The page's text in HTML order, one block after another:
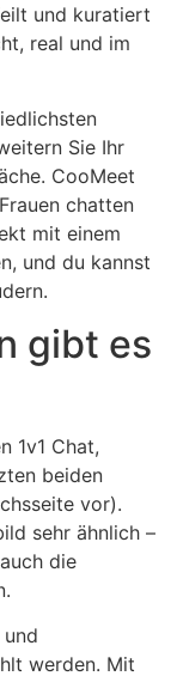
und kuratiert
real und im
Sie Ihr
CooMeet
chatten
mit einem
und du kannst
gibt es
1v1 Chat,
beiden
vor).
sehr ähnlich –
die
werden. Mit